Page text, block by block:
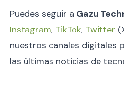
Puedes seguir a Gazu
Instagram, TikTok, Twitter
nuestros canales digitales
las últimas noticias de